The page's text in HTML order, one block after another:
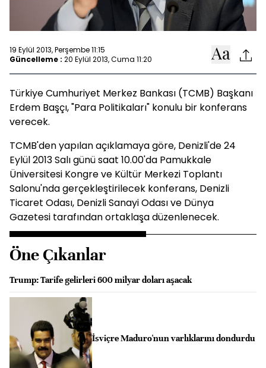
19 Eylül 2013, Perşembe 11:15
Güncelleme : 20 Eylül 2013, Cuma 11:20
Türkiye Cumhuriyet Merkez Bankası (TCMB) Başkanı
Erdem Başçı, "Para Politikaları" konulu bir konferans
verecek.
TCMB'den yapılan açıklamaya göre, Denizli'de 24
Eylül 2013 Salı günü saat 10.00'da Pamukkale
Üniversitesi Kongre ve Kültür Merkezi Toplantı
Salonu'nda gerçekleştirilecek konferans, Denizli
Ticaret Odası, Denizli Sanayi Odası ve Dünya
Gazetesi tarafından ortaklaşa düzenlenecek.
Öne Çıkanlar
Trump: Tarife gelirleri 600 milyar doları aşacak
İsviçre Maduro'nun varlıklarını dondurdu